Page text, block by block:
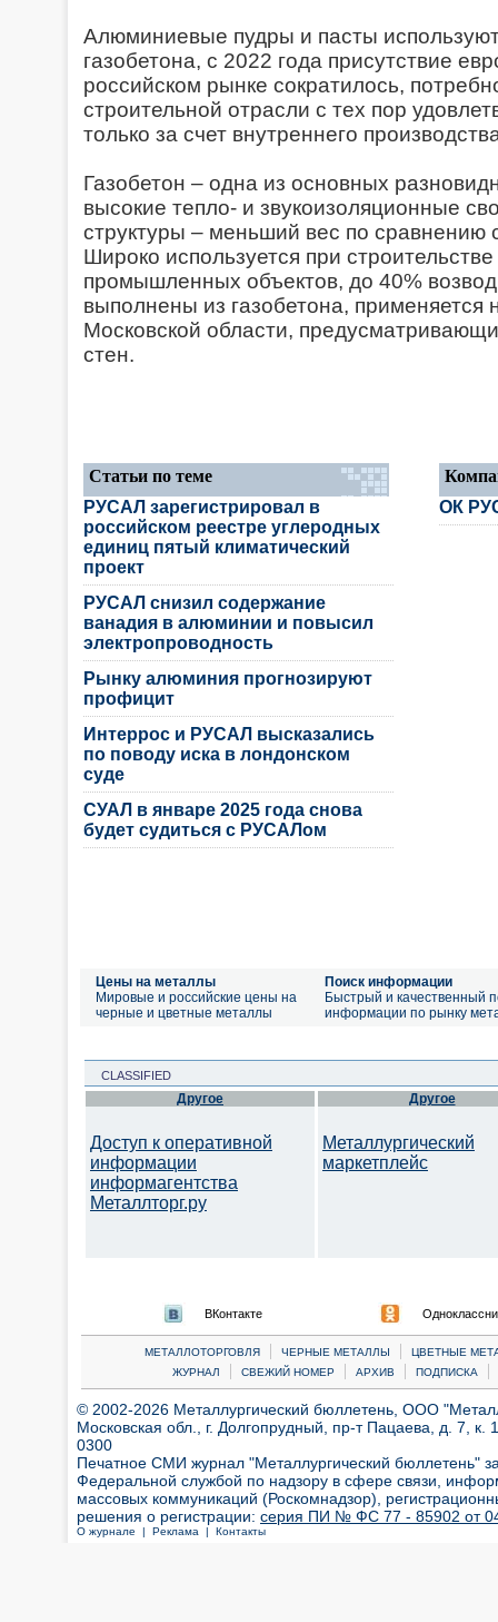
Алюминиевые пудры и пасты
газобетона, с 2022 года присутствие
российском рынке сократилось,
строительной отрасли с тех пор
только за счет внутреннего
Газобетон – одна из основных
высокие тепло- и звукоизоляционные
структуры – меньший вес по
Широко используется при
промышленных объектов, до 40%
выполнены из газобетона, применяется
Московской области,
стен.
Статьи по теме
РУСАЛ зарегистрировал в
российском реестре углеродных
единиц пятый климатический
проект
РУСАЛ снизил содержание
ванадия в алюминии и повысил
электропроводность
Рынку алюминия прогнозируют
профицит
Интеррос и РУСАЛ высказались
по поводу иска в лондонском
суде
СУАЛ в январе 2025 года снова
будет судиться с РУСАЛом
ОК
Цены на металлы
Мировые и российские цены на
черные и цветные металлы
Поиск информации
Быстрый и качественный
информации по рынку
CLASSIFIED
Другое
Доступ к оперативной
информации
информагентства
Металлторг.ру
Другое
Металлургический
маркетплейс
ВКонтакте
МЕТАЛЛОТОРГОВЛЯ | ЧЕРНЫЕ МЕТАЛЛЫ |
ЦВЕТНЫЕ
ЖУРНАЛ
| СВЕЖИЙ НОМЕР | АРХИВ | ПОДПИСКА |
© 2002-2026 Металлургический бюллетень, ООО
Московская обл., г. Долгопрудный, пр-т Пацаева, д. 7,
0300
Печатное СМИ журнал "Металлургический бюллетень"
Федеральной службой по надзору в сфере связи,
массовых коммуникаций (Роскомнадзор),
решения о регистрации: серия ПИ № ФС 77 - 85902 от 04
О журнале | Реклама | Контакты